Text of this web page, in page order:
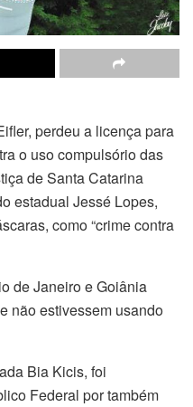
perdeu a licença para
o uso compulsório das
de Santa Catarina
estadual Jessé Lopes,
como “crime contra
de Janeiro e Goiânia
não estivessem usando
Bia Kicis, foi
Federal por também